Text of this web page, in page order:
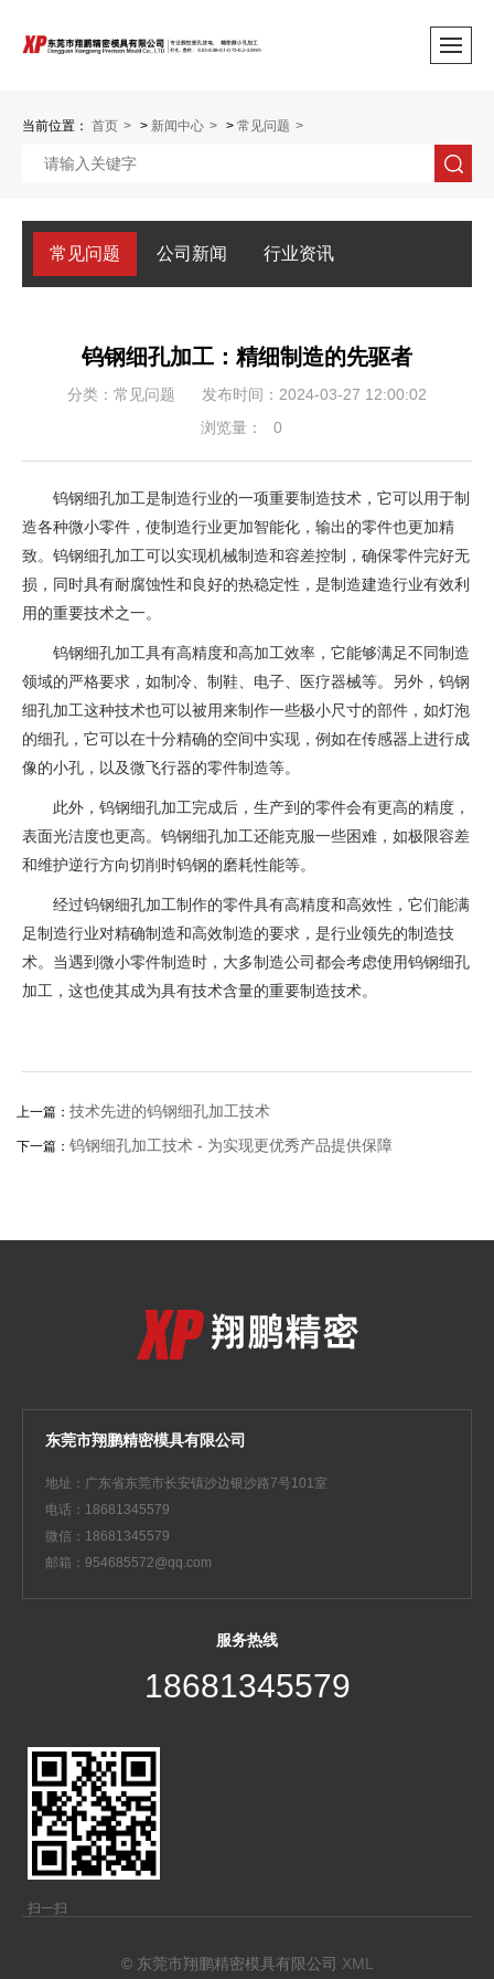
当前位置： 首页 > 新闻中心 > 常见问题
常见问题 公司新闻 行业资讯
钨钢细孔加工：精细制造的先驱者
分类：常见问题
发布时间：2024-03-27 12:00:02
浏览量：
0
钨钢细孔加工是制造行业的一项重要制造技术，它可以用于制
造各种微小零件，使制造行业更加智能化，输出的零件也更加精
致。钨钢细孔加工可以实现机械制造和容差控制，确保零件完好无
损，同时具有耐腐蚀性和良好的热稳定性，是制造建造行业有效利
用的重要技术之一。
钨钢细孔加工具有高精度和高加工效率，它能够满足不同制造
领域的严格要求，如制冷、制鞋、电子、医疗器械等。另外，钨钢
细孔加工这种技术也可以被用来制作一些极小尺寸的部件，如灯泡
的细孔，它可以在十分精确的空间中实现，例如在传感器上进行成
像的小孔，以及微飞行器的零件制造等。
此外，钨钢细孔加工完成后，生产到的零件会有更高的精度，
表面光洁度也更高。钨钢细孔加工还能克服一些困难，如极限容差
和维护逆行方向切削时钨钢的磨耗性能等。
经过钨钢细孔加工制作的零件具有高精度和高效性，它们能满
足制造行业对精确制造和高效制造的要求，是行业领先的制造技
术。当遇到微小零件制造时，大多制造公司都会考虑使用钨钢细孔
加工，这也使其成为具有技术含量的重要制造技术。
上一篇： 技术先进的钨钢细孔加工技术
下一篇： 钨钢细孔加工技术 - 为实现更优秀产品提供保障
东莞市翔鹏精密模具有限公司
地址：广东省东莞市长安镇沙边银沙路7号101室
电话：18681345579
微信：18681345579
邮箱：954685572@qq.com
服务热线
18681345579
扫一扫
© 东莞市翔鹏精密模具有限公司 XML